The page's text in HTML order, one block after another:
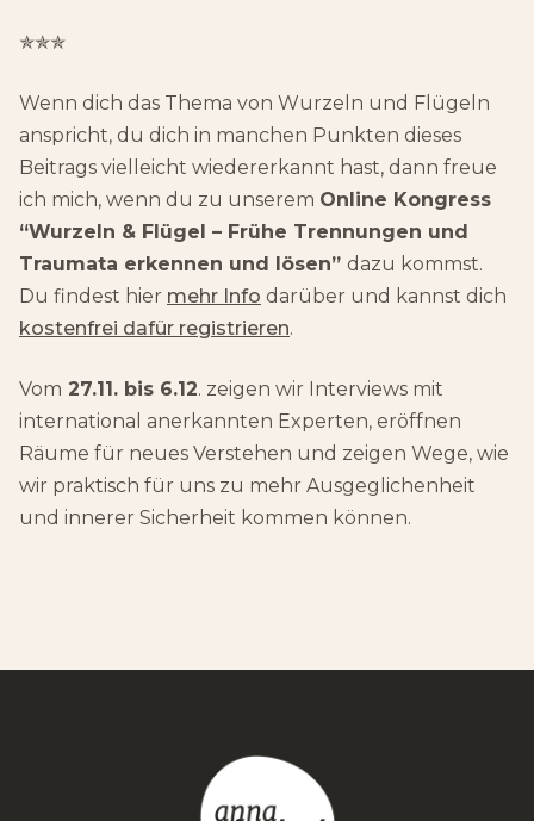
✯✯✯
Wenn dich das Thema von Wurzeln und Flügeln
anspricht, du dich in manchen Punkten dieses
Beitrags vielleicht wiedererkannt hast, dann freue
ich mich, wenn du zu unserem Online Kongress
“Wurzeln & Flügel – Frühe Trennungen und
Traumata erkennen und lösen” dazu kommst.
Du findest hier mehr Info darüber und kannst dich
kostenfrei dafür registrieren.
Vom 27.11. bis 6.12. zeigen wir Interviews mit
international anerkannten Experten, eröffnen
Räume für neues Verstehen und zeigen Wege, wie
wir praktisch für uns zu mehr Ausgeglichenheit
und innerer Sicherheit kommen können.